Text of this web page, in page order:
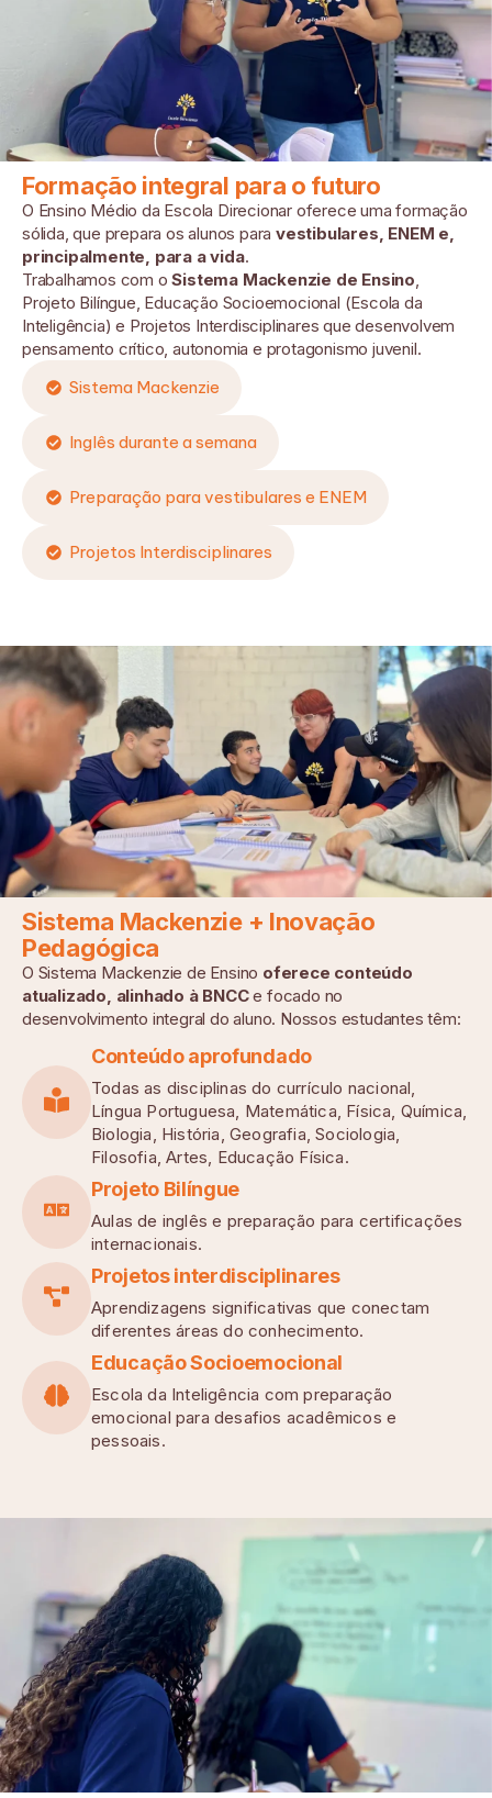
Formação integral para o futuro
O Ensino Médio da Escola Direcionar oferece uma formação
sólida, que prepara os alunos paravestibulares, ENEM e,
principalmente, para a vida.
Trabalhamos com oSistema Mackenzie de Ensino,
Projeto Bilíngue, Educação Socioemocional (Escola da
Inteligência) e Projetos Interdisciplinares que desenvolvem
pensamento crítico, autonomia e protagonismo juvenil.
Sistema Mackenzie
Inglês durante a semana
Preparação para vestibulares e ENEM
Projetos Interdisciplinares
Sistema Mackenzie + Inovação
Pedagógica
O Sistema Mackenzie de Ensino oferece conteúdo
atualizado, alinhado à BNCCe focado no
desenvolvimento integral do aluno. Nossos estudantes têm:
Conteúdo aprofundado
Todas as disciplinas do currículo nacional,
Língua Portuguesa, Matemática, Física, Química,
Biologia, História, Geografia, Sociologia,
Filosofia, Artes, Educação Física.
Projeto Bilíngue
Aulas de inglês e preparação para certificações
internacionais.
Projetos interdisciplinares
Aprendizagens significativas que conectam
diferentes áreas do conhecimento.
Educação Socioemocional
Escola da Inteligência com preparação
emocional para desafios acadêmicos e
pessoais.